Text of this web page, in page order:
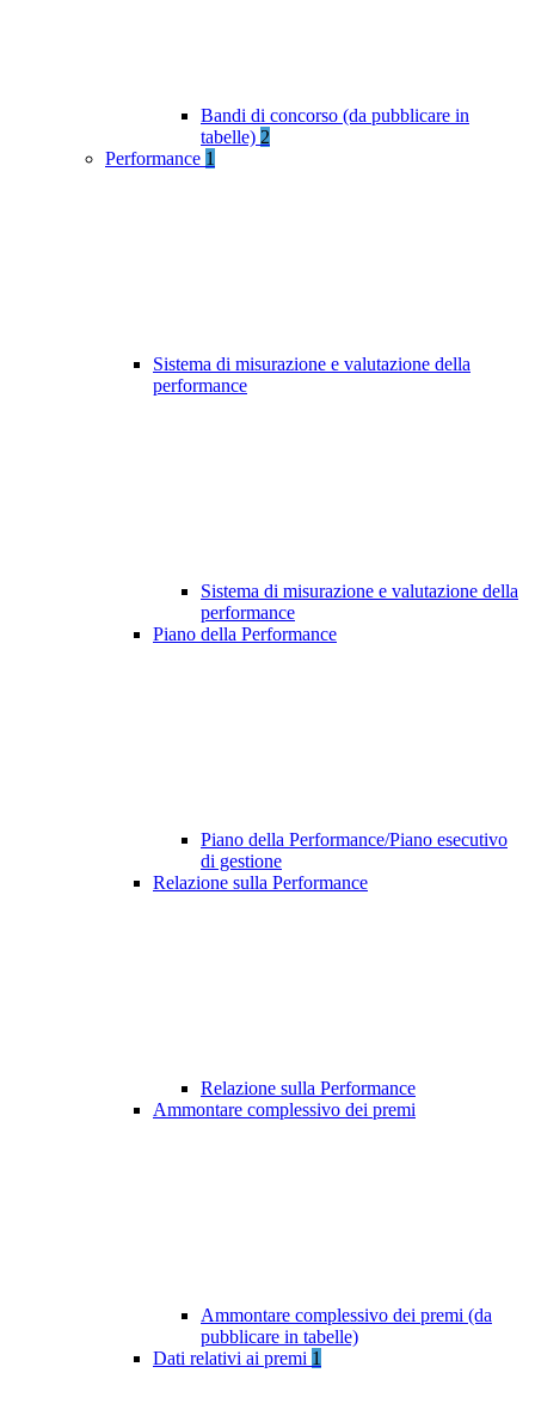
Bandi di concorso (da pubblicare in
tabelle) 2
Performance 1
Sistema di misurazione e valutazione della
performance
Sistema di misurazione e valutazione della
performance
Piano della Performance
Piano della Performance/Piano esecutivo
di gestione
Relazione sulla Performance
Relazione sulla Performance
Ammontare complessivo dei premi
Ammontare complessivo dei premi (da
pubblicare in tabelle)
Dati relativi ai premi 1